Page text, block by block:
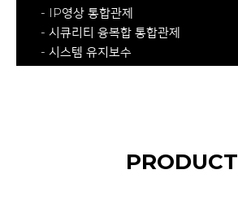
- IP영상 통합관제
- 시큐리티 융복합 통합관제
- 시스템 유지보수
PRODUCT